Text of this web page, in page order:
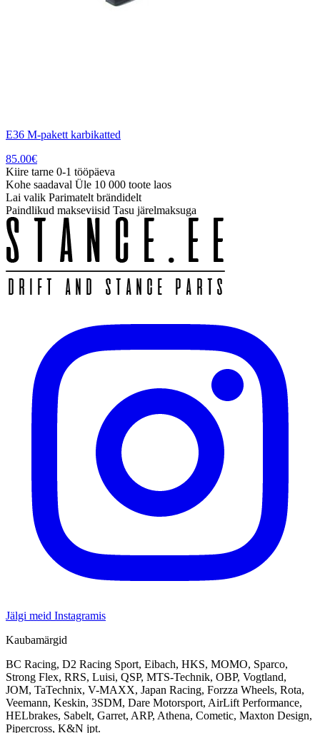
E36 M-pakett karbikatted
85.00€
Kiire tarne 0-1 tööpäeva
Kohe saadaval Üle 10 000 toote laos
Lai valik Parimatelt brändidelt
Paindlikud makseviisid Tasu järelmaksuga
Jälgi meid Instagramis
Kaubamärgid
BC Racing, D2 Racing Sport, Eibach, HKS, MOMO, Sparco,
Strong Flex, RRS, Luisi, QSP, MTS-Technik, OBP, Vogtland,
JOM, TaTechnix, V-MAXX, Japan Racing, Forzza Wheels, Rota,
Veemann, Keskin, 3SDM, Dare Motorsport, AirLift Performance,
HELbrakes, Sabelt, Garret, ARP, Athena, Cometic, Maxton Design,
Pipercross, K&N jpt.